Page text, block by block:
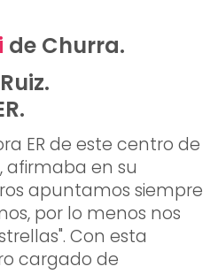
de Churra.
ER de este centro de
afirmaba en su
apuntamos siempre
por lo menos nos
Con esta
cargado de